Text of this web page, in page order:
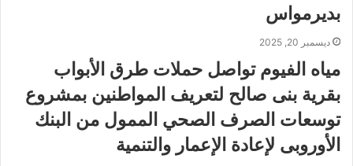
بديرمواس
ديسمبر 20, 2025
مياه الفيوم تواصل حملات طرق الأبواب
بقرية بنى صالح لتعريف المواطنين بمشروع
توسعات الصرف الصحي الممول من البنك
الأوروبى لإعادة الإعمار والتنمية